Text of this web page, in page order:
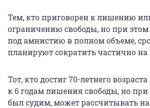
Тем, кто приговорен к лишению
ограничению свободы, но при этом
под амнистию в полном объеме,
планируют сократить частично на
Тот, кто достиг 70-летнего
к 6 годам лишения свободы, но при
был судим, может рассчитывать на